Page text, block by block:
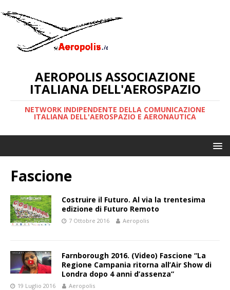
AEROPOLIS ASSOCIAZIONE
ITALIANA DELL'AEROSPAZIO
NETWORK INDIPENDENTE DELLA COMUNICAZIONE
ITALIANA DELL'AEROSPAZIO E AERONAUTICA
Fascione
Costruire il Futuro. Al via la trentesima
edizione di Futuro Remoto
7 Ottobre 2016 Aeropolis
Farnborough 2016. (Video) Fascione “La
Regione Campania ritorna all’Air Show di
Londra dopo 4 anni d’assenza”
19 Luglio 2016 Aeropolis